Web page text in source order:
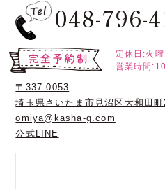
048-796-
定休日:火曜
営業時間
〒337-0053
埼玉県さいたま市見沼区大和田
omiya@kasha-g.com
公式LINE